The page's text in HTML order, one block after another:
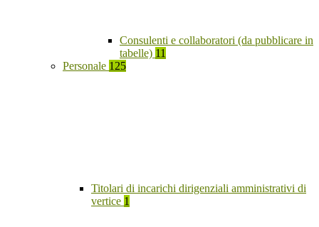
Consulenti e collaboratori (da pubblicare in
tabelle) 11
Personale 125
Titolari di incarichi dirigenziali amministrativi di
vertice 1